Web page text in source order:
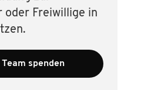
oder Freiwillige in
Team spenden